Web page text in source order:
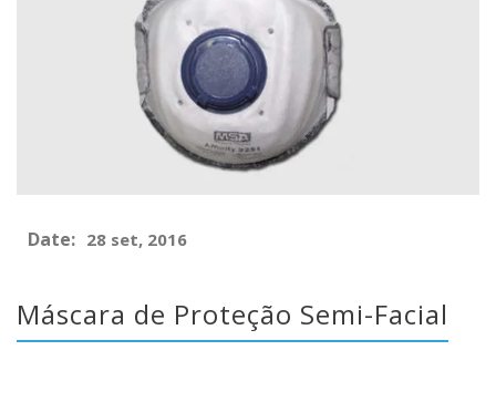
Date: 28 set, 2016
Máscara de Proteção Semi-Facial